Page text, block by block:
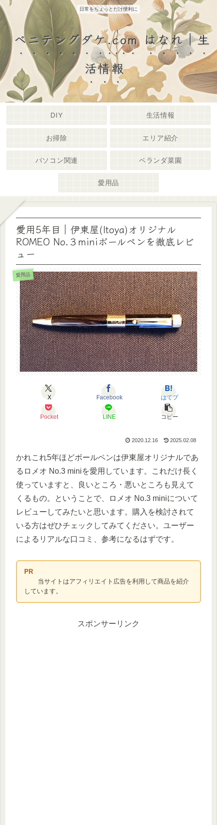
日常をちょっとだけ便利に
ベニテングダケ.com はなれ｜生
活情報
DIY 生活情報
お掃除 エリア紹介
パソコン関連 ベランダ菜園
愛用品
愛用5年目｜伊東屋(Itoya)オリジナル
ROMEO No.３miniボールペンを徹底レビ
ュー
愛用品
X Facebook はてブ
Pocket LINE コピー
2020.12.16 2025.02.08
かれこれ5年ほどボールペンは伊東屋オリジナルであ
るロメオ No.3 miniを愛用しています。これだけ長く
使っていますと、良いところ・悪いところも見えて
くるもの。ということで、ロメオ No.3 miniについて
レビューしてみたいと思います。購入を検討されて
いる方はぜひチェックしてみてください。ユーザー
によるリアルな口コミ、参考になるはずです。
PR
当サイトはアフィリエイト広告を利用して商品を紹介
しています。
スポンサーリンク